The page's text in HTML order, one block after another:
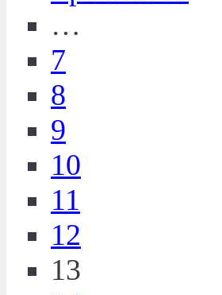
…
7
8
9
10
11
12
13